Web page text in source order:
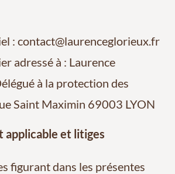
: contact@laurenceglorieux.fr
adressé à : Laurence
à la protection des
Saint Maximin 69003 LYON
et litiges
figurant dans les présentes